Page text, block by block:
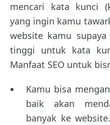
mencari kata kunci
yang ingin kamu
website kamu
tinggi untuk kata
Manfaat SEO untuk
Kamu bisa
baik akan
banyak ke